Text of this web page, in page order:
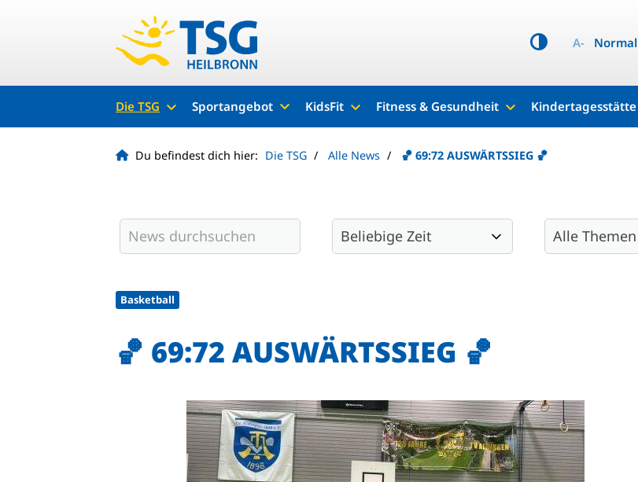
A- Normal
Die TSG Sportangebot KidsFit Fitness & Gesundheit Kindertagesstätte
Du befindest dich hier: Die TSG Alle News 🏀 69:72 AUSWÄRTSSIEG 🏀
Basketball
🏀 69:72 AUSWÄRTSSIEG 🏀